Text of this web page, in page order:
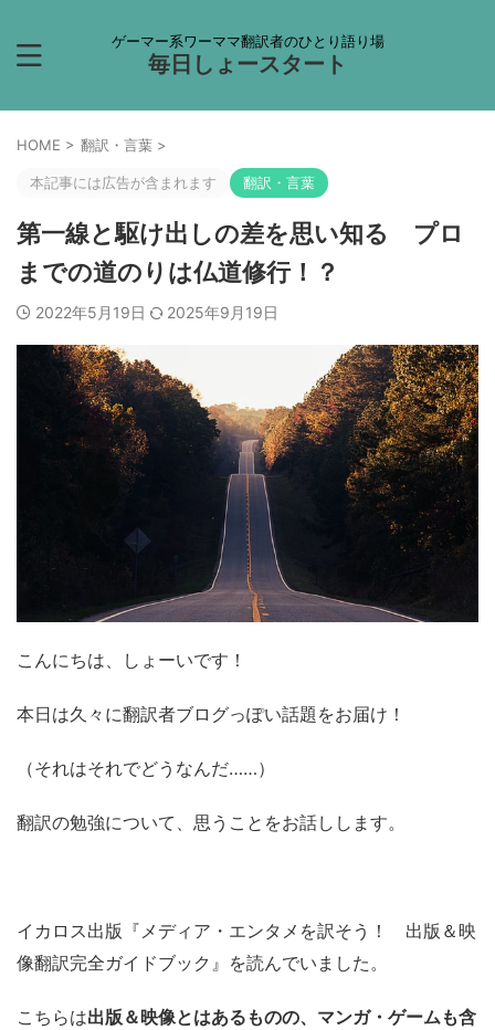
ゲーマー系ワーママ翻訳者のひとり語り場
毎日しょースタート
HOME > 翻訳・言葉 >
本記事には広告が含まれます 翻訳・言葉
第一線と駆け出しの差を思い知る プロ
までの道のりは仏道修行！？
2022年5月19日 2025年9月19日
こんにちは、しょーいです！
本日は久々に翻訳者ブログっぽい話題をお届け！
（それはそれでどうなんだ……）
翻訳の勉強について、思うことをお話しします。
イカロス出版『メディア・エンタメを訳そう！ 出版＆映
像翻訳完全ガイドブック』を読んでいました。
こちらは出版＆映像とはあるものの、マンガ・ゲームも含